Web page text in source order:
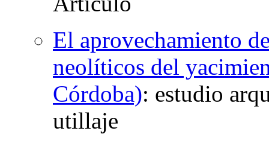
El aprovechamiento
neolíticos del
Córdoba): estudio
utillaje